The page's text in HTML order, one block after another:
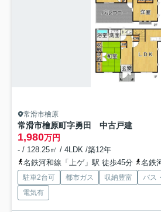
常滑市檜原
常滑市檜原町字勇田 中古戸建
1,980万円
- / 128.25㎡ / 4LDK /築12年
名鉄河和線「上ゲ」駅 徒歩45分
名鉄河
駐車2台可 都市ガス 収納豊富 バス
電気有